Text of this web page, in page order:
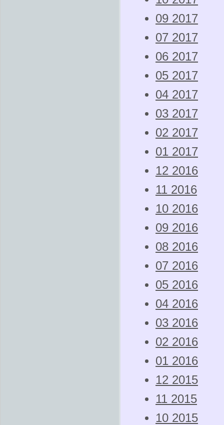
09 2017
07 2017
06 2017
05 2017
04 2017
03 2017
02 2017
01 2017
12 2016
11 2016
10 2016
09 2016
08 2016
07 2016
05 2016
04 2016
03 2016
02 2016
01 2016
12 2015
11 2015
10 2015